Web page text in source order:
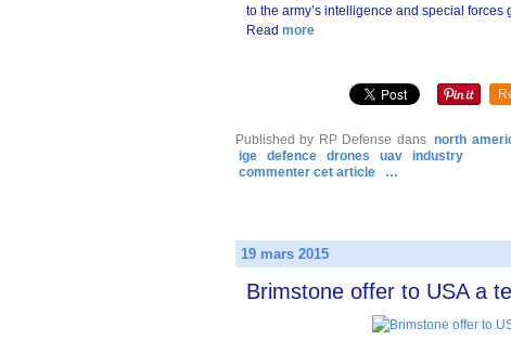
to the army’s intelligence and special forces
Read more
Published by RP Defense dans north
ige
defence drones uav
industry
commenter cet article
…
19 mars 2015
Brimstone offer to USA a